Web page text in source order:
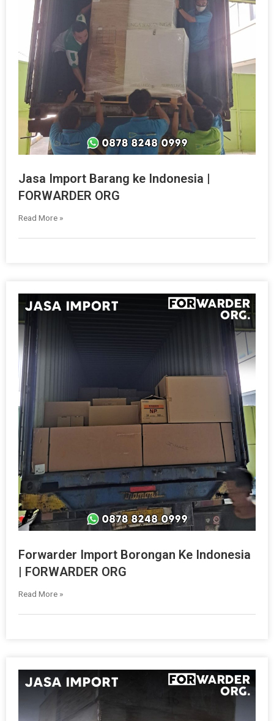
Jasa Import Barang ke Indonesia |
FORWARDER ORG
Read More »
Forwarder Import Borongan Ke Indonesia
| FORWARDER ORG
Read More »